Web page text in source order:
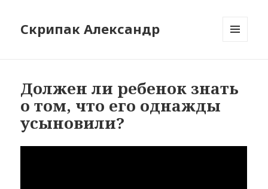
Скрипак Александр
Должен ли ребенок знать
о том, что его однажды
усыновили?